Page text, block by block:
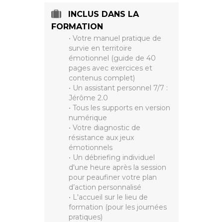
INCLUS DANS LA
FORMATION
• Votre manuel pratique de
survie en territoire
émotionnel (guide de 40
pages avec exercices et
contenus complet)
• Un assistant personnel 7/7 :
Jérôme 2.0
• Tous les supports en version
numérique
• Votre diagnostic de
résistance aux jeux
émotionnels
• Un débriefing individuel
d'une heure après la session
pour peaufiner votre plan
d’action personnalisé
• L'accueil sur le lieu de
formation (pour les journées
pratiques)